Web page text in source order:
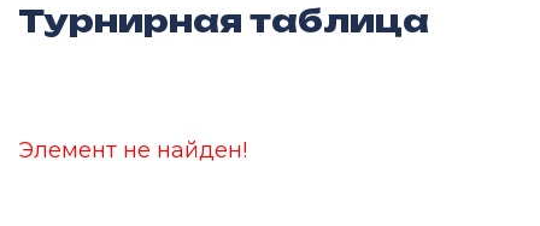
Турнирная таблица
Элемент не найден!